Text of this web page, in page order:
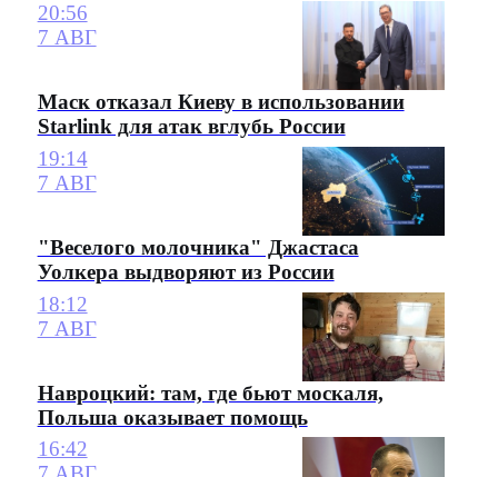
20:56
7 АВГ
Маск отказал Киеву в использовании
Starlink для атак вглубь России
19:14
7 АВГ
"Веселого молочника" Джастаса
Уолкера выдворяют из России
18:12
7 АВГ
Навроцкий: там, где бьют москаля,
Польша оказывает помощь
16:42